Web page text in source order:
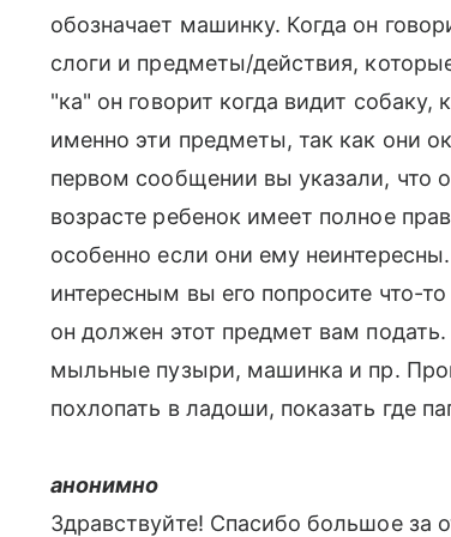
обозначает машинку. Когда он
слоги и предметы/действия,
"ка" он говорит когда видит
именно эти предметы, так как они
первом сообщении вы указали, что
возрасте ребенок имеет полное
особенно если они ему
интересным вы его попросите что-
он должен этот предмет вам
мыльные пузыри, машинка и пр.
похлопать в ладоши, показать где
анонимно
Здравствуйте! Спасибо большое за